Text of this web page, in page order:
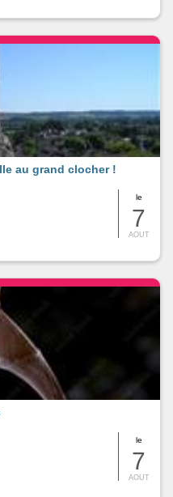
le
7
AOUT
au grand clocher !
le
7
AOUT